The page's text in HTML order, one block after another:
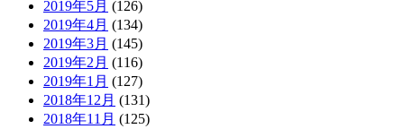
2019年5月 (126)
2019年4月 (134)
2019年3月 (145)
2019年2月 (116)
2019年1月 (127)
2018年12月 (131)
2018年11月 (125)